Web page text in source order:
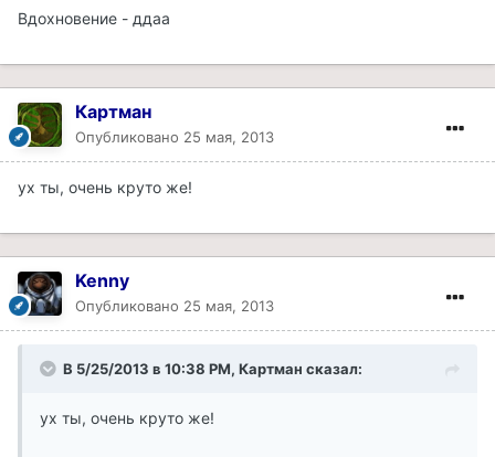
Вдохновение - ддаа
Картман
Опубликовано 25 мая, 2013
ух ты, очень круто же!
Kenny
Опубликовано 25 мая, 2013
В 5/25/2013 в 10:38 PM, Картман сказал:
ух ты, очень круто же!